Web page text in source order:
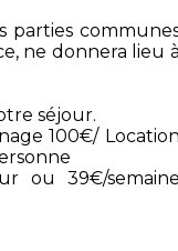
parties
ne donnera lieu
séjour.
100€/
ou 39€/